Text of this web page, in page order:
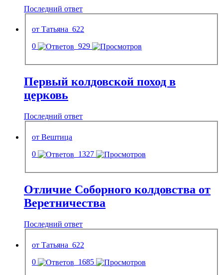
Последний ответ
от Татьяна_622
0
929
Первый колдовской поход в
церковь
Последний ответ
от Вештица
0
1327
Отличие Соборного колдовства от
Веретничества
Последний ответ
от Татьяна_622
0
1685